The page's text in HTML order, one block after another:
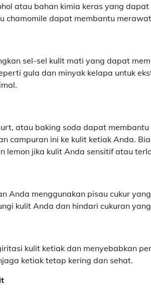
atau bahan kimia keras yang
chamomile dapat membantu
sel-sel kulit mati yang dapat
gula dan minyak kelapa untuk
atau baking soda dapat
campuran ini ke kulit ketiak Anda.
lemon jika kulit Anda sensitif atau
Anda menggunakan pisau cukur
kulit Anda dan hindari cukuran
kulit ketiak dan menyebabkan
ketiak tetap kering dan sehat.